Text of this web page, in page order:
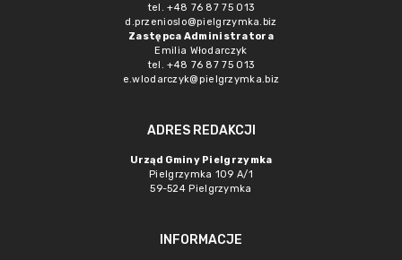
tel. +48 76 87 75 013
d.przenioslo@pielgrzymka.biz
Zastępca Administratora
Emilia Włodarczyk
tel. +48 76 87 75 013
e.wlodarczyk@pielgrzymka.biz
ADRES REDAKCJI
Urząd Gminy Pielgrzymka
Pielgrzymka 109 A/1
59-524 Pielgrzymka
INFORMACJE